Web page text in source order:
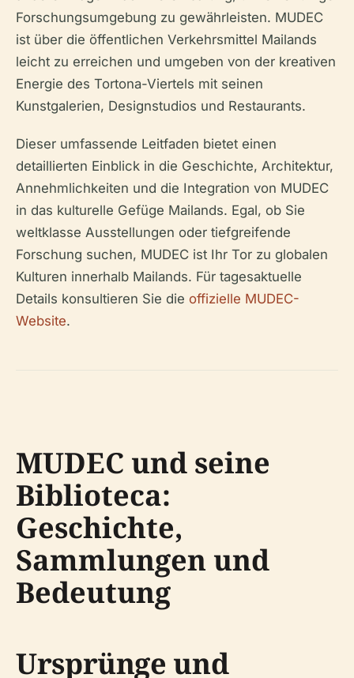
Forschungsumgebung zu gewährleisten. MUDEC
ist über die öffentlichen Verkehrsmittel Mailands
leicht zu erreichen und umgeben von der kreativen
Energie des Tortona-Viertels mit seinen
Kunstgalerien, Designstudios und Restaurants.
Dieser umfassende Leitfaden bietet einen
detaillierten Einblick in die Geschichte, Architektur,
Annehmlichkeiten und die Integration von MUDEC
in das kulturelle Gefüge Mailands. Egal, ob Sie
weltklasse Ausstellungen oder tiefgreifende
Forschung suchen, MUDEC ist Ihr Tor zu globalen
Kulturen innerhalb Mailands. Für tagesaktuelle
Details konsultieren Sie die offizielle MUDEC-
Website.
MUDEC und seine
Biblioteca:
Geschichte,
Sammlungen und
Bedeutung
Ursprünge und